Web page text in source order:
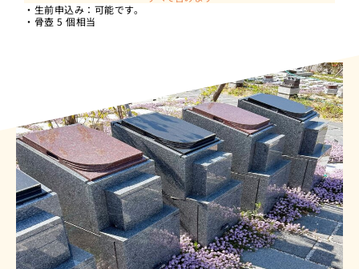
・生前申込み：可能です。
・骨壺 5 個相当